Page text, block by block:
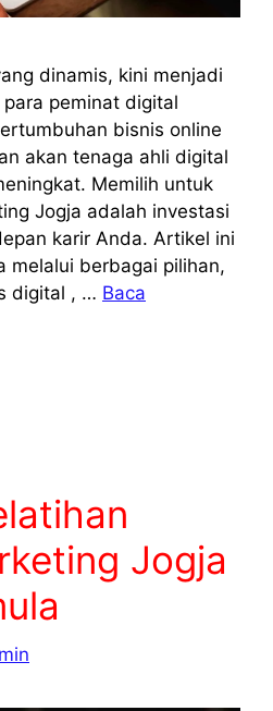
dinamis, kini menjadi
peminat digital
bisnis online
akan tenaga ahli digital
Memilih untuk
Jogja adalah investasi
karir Anda. Artikel ini
melalui berbagai pilihan,
digital , … Baca
Jogja